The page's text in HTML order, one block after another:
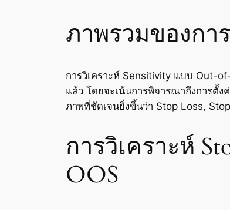
ภาพรวมของกา
การวิเคราะห์ Sensitivity แบบ Out-
แล้ว โดยจะเน้นการพิจารณาถึงการตั้ง
ภาพที่ชัดเจนยิ่งขึ้นว่า Stop Loss,
การวิเคราะห์
OOS